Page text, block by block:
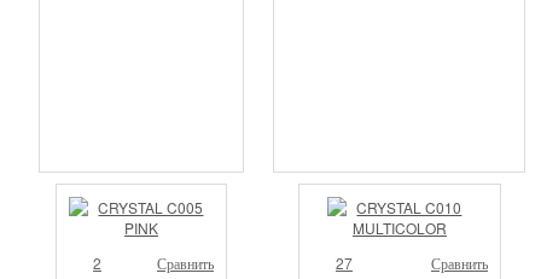
2 Сравнить 27 Сравнить